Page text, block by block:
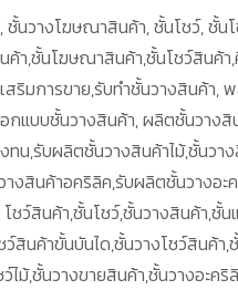
วางโฆษณาสินค้า, ชั้นโชว์, ชั้น
า,ชั้นโฆษณาสินค้า,ชั้นโชว์สินค้
การขาย,รับทำชั้นวางสินค้า, พ
กแบบชั้นวางสินค้า, ผลิตชั้นวาง
น,รับผลิตชั้นวางสินค้าไม้,ชั้นวา
สินค้าอคริลิค,รับผลิตชั้นวางอะ
ชว์สินค้า,ชั้นโชว์,ชั้นวางสินค้า,
นค้าขั้นบันได,ชั้นวางโชว์สินค้า
ม้,ชั้นวางขายสินค้า,ชั้นวางอะค